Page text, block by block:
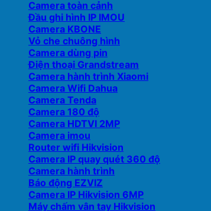
Camera toàn cảnh
Đầu ghi hình IP IMOU
Camera KBONE
Vỏ che chuông hình
Camera dùng pin
Điện thoại Grandstream
Camera hành trình Xiaomi
Camera Wifi Dahua
Camera Tenda
Camera 180 độ
Camera HDTVI 2MP
Camera imou
Router wifi Hikvision
Camera IP quay quét 360 độ
Camera hành trình
Báo động EZVIZ
Camera IP Hikvision 6MP
Máy chấm vân tay Hikvision